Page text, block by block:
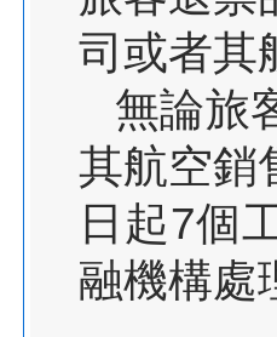
司或者其
無論旅
其航空銷
日起7個
融機構